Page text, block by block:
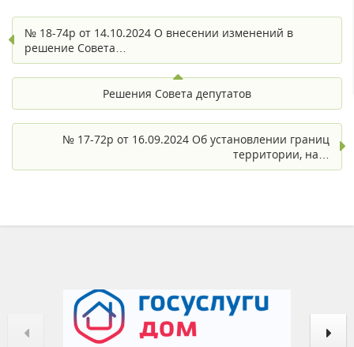
№ 18-74р от 14.10.2024 О внесении изменений в
решение Совета…
Решения Совета депутатов
№ 17-72р от 16.09.2024 Об установлении границ
территории, на…